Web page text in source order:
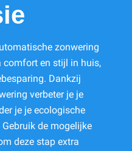
zonwering
comfort en stijl in huis,
Dankzij
verbeter je je
je je ecologische
de mogelijke
deze stap extra